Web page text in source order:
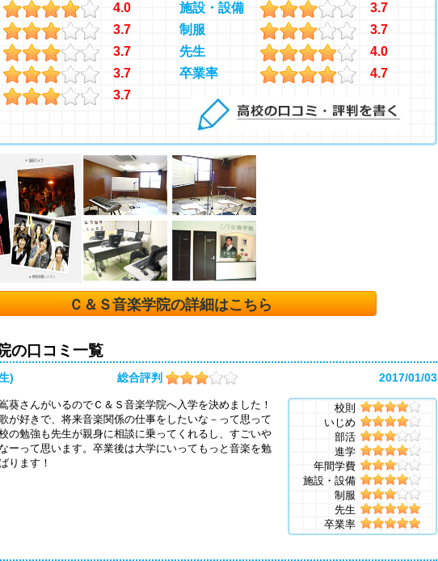
4.0
3.7
3.7
3.7
3.7
施設・設備
3.7
制服
3.7
先生
4.0
卒業率
4.7
Ｃ＆Ｓ音楽学院の詳細はこちら
の口コミ一覧
) 総合評判 2017/01/03
葵さんがいるのでＣ＆Ｓ音楽学院へ入学を決めました！
が好きで、将来音楽関係の仕事をしたいな－って思って
の勉強も先生が親身に相談に乗ってくれるし、すごいや
ーって思います。卒業後は大学にいってもっと音楽を勉
ります！
校則
いじめ
部活
進学
年間学費
施設・設備
制服
先生
卒業率